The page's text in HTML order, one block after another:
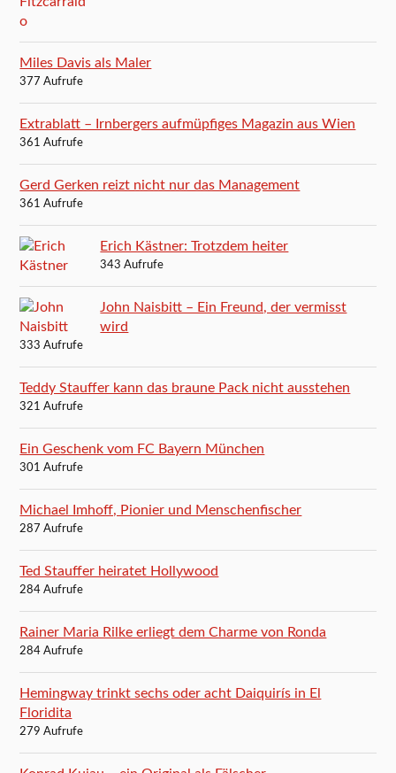
Miles Davis als Maler
377 Aufrufe
Extrablatt – Irnbergers aufmüpfiges Magazin aus Wien
361 Aufrufe
Gerd Gerken reizt nicht nur das Management
361 Aufrufe
Erich Kästner: Trotzdem heiter
343 Aufrufe
John Naisbitt – Ein Freund, der vermisst
wird
333 Aufrufe
Teddy Stauffer kann das braune Pack nicht ausstehen
321 Aufrufe
Ein Geschenk vom FC Bayern München
301 Aufrufe
Michael Imhoff, Pionier und Menschenfischer
287 Aufrufe
Ted Stauffer heiratet Hollywood
284 Aufrufe
Rainer Maria Rilke erliegt dem Charme von Ronda
284 Aufrufe
Hemingway trinkt sechs oder acht Daiquirís in El
Floridita
279 Aufrufe